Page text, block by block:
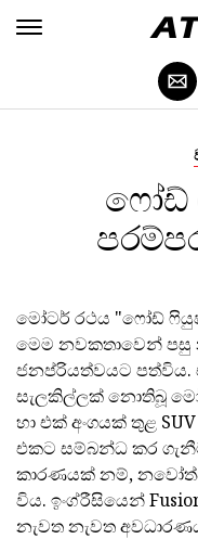
ෆෝඩ්
මෝටර් රථය "ෆෝඩ්
මෙම නවකතාවෙන් පසු
ජනප්රියත්වයට
සැලකිල්ලක් නොතිබූ
හා එක් අංගයක් තුළ
එකට සම්බන්ධ කර
කාරණයක් නම්,
විය. ඉංග්රීසියෙන්
නැවත නැවත